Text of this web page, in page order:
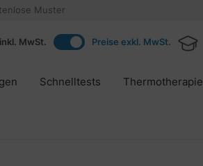
Muster
MwSt. Preise exkl. MwSt.
Schnelltests Thermotherapie